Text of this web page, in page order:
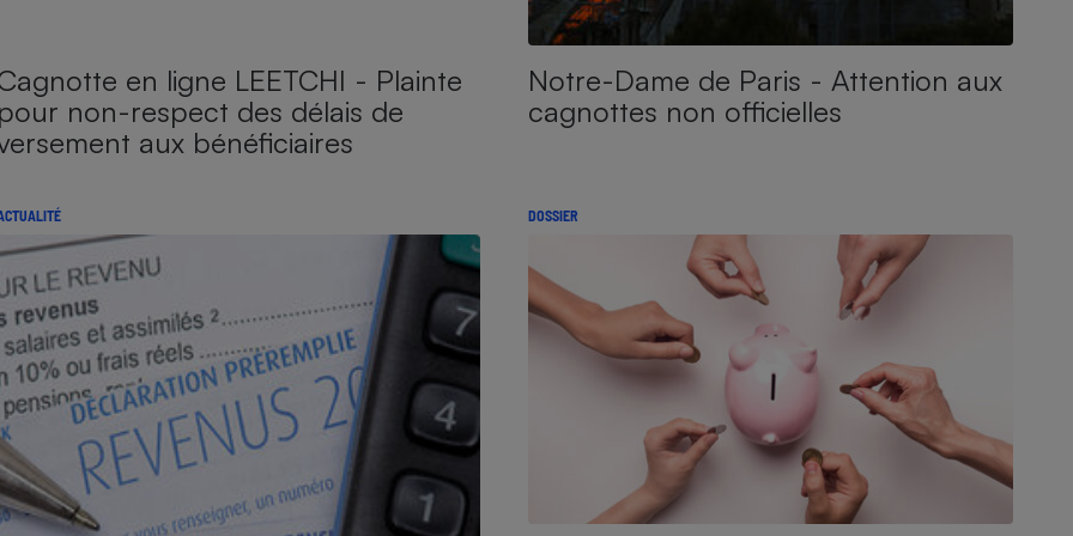
en ligne LEETCHI - Plainte
non-respect des délais de
aux bénéficiaires
Notre-Dame de Paris - Attention aux
cagnottes non officielles
DOSSIER